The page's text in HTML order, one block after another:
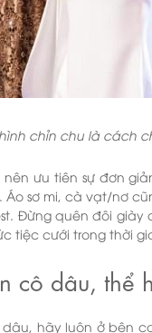
chỉn chu là cách
nên ưu tiên sự đơn
sơ mi, cà vạt/nơ
Đừng quên đôi
tiệc cưới trong thời
cô dâu, thể
hãy luôn ở bên